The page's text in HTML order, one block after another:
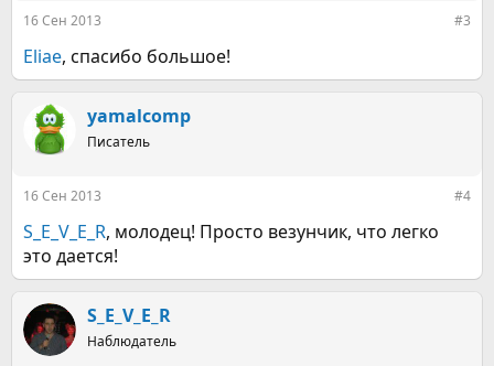
16 Сен 2013 #3
Eliae, спасибо большое!
yamalcomp
Писатель
16 Сен 2013 #4
S_E_V_E_R, молодец! Просто везунчик, что легко
это дается!
S_E_V_E_R
Наблюдатель